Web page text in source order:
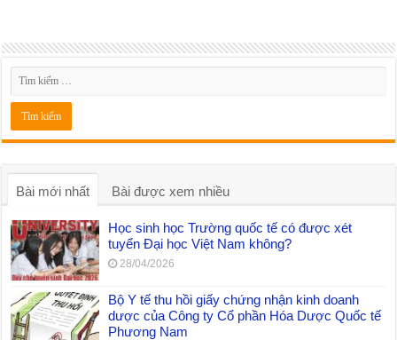
Bài mới nhất Bài được xem nhiều
Học sinh học Trường quốc tế có được xét
tuyển Đại học Việt Nam không?
28/04/2026
Bộ Y tế thu hồi giấy chứng nhận kinh doanh
dược của Công ty Cổ phần Hóa Dược Quốc tế
Phương Nam